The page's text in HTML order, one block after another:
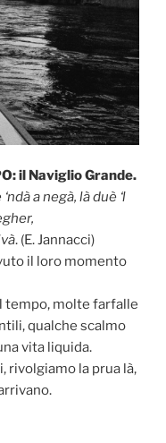
il Naviglio Grande.
a negà, là duè ‘l
. (E. Jannacci)
il loro momento
tempo, molte farfalle
qualche scalmo
vita liquida.
rivolgiamo la prua là,